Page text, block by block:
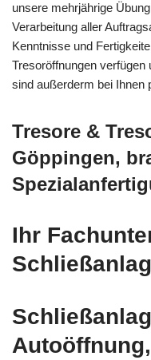
unsere mehrjährige
Verarbeitung aller
Kenntnisse und
Tresoröffnungen verfügen
sind außerderm bei Ihnen
Tresore &
Göppingen,
Ihr